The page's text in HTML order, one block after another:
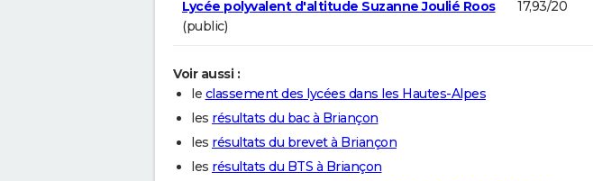
Lycée polyvalent d'altitude Suzanne Joulié Roos
(public)
17,93/20
Voir aussi :
le classement des lycées dans les Hautes-Alpes
les résultats du bac à Briançon
les résultats du brevet à Briançon
les résultats du BTS à Briançon